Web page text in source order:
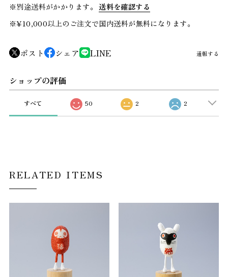
※別途送料がかかります。 送料を確認する
※¥10,000以上のご注文で国内送料が無料になります。
ポスト シェア LINE 通報する
ショップの評価
すべて 50 2 2
RELATED ITEMS